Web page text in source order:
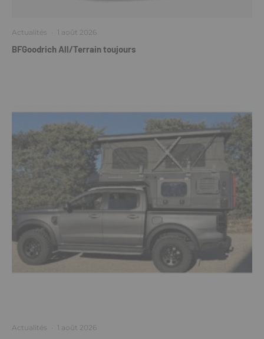
Actualités · 1 août 2026
BFGoodrich All/Terrain toujours
Actualités · 1 août 2026